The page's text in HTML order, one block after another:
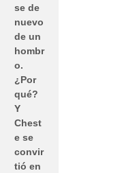
se de
nuevo
de un
hombr
o.
¿Por
qué?
Y
Chest
e se
convir
tió en